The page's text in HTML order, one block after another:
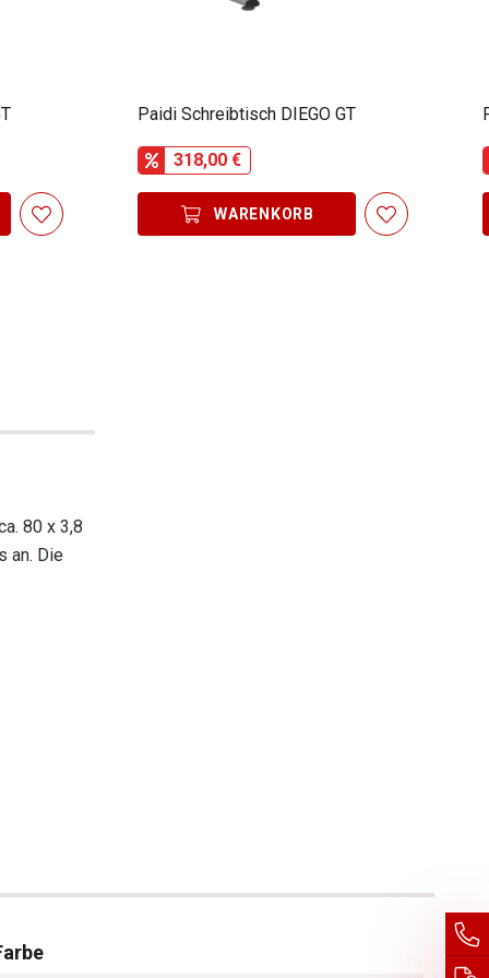
Paidi Schreibtisch DIEGO GT
318,00 €
WARENKORB
80 x 3,8
an. Die